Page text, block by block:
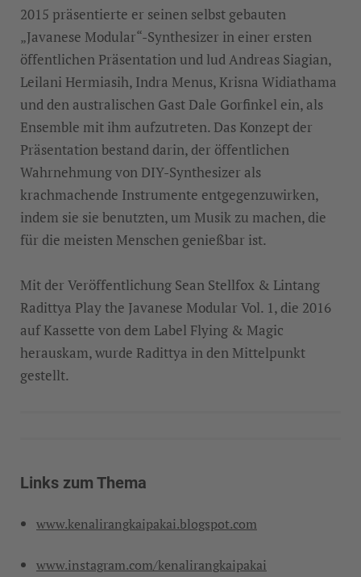
2015 präsentierte er seinen selbst gebauten
„Javanese Modular“-Synthesizer in einer ersten
öffentlichen Präsentation und lud Andreas Siagian,
Leilani Hermiasih, Indra Menus, Krisna Widiathama
und den australischen Gast Dale Gorfinkel ein, als
Ensemble mit ihm aufzutreten. Das Konzept der
Präsentation bestand darin, der öffentlichen
Wahrnehmung von DIY-Synthesizer als
krachmachende Instrumente entgegenzuwirken,
indem sie sie benutzten, um Musik zu machen, die
für die meisten Menschen genießbar ist.
Mit der Veröffentlichung Sean Stellfox & Lintang
Radittya Play the Javanese Modular Vol. 1, die 2016
auf Kassette von dem Label Flying & Magic
herauskam, wurde Radittya in den Mittelpunkt
gestellt.
Links zum Thema
www.kenalirangkaipakai.blogspot.com
www.instagram.com/kenalirangkaipakai